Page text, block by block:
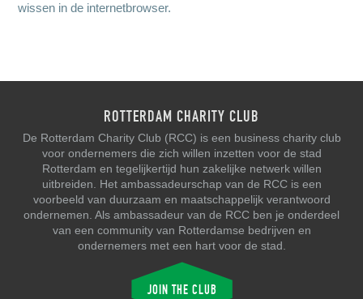
wissen in de internetbrowser.
ROTTERDAM CHARITY CLUB
De Rotterdam Charity Club (RCC) is een business charity club
voor ondernemers die zich willen inzetten voor de stad
Rotterdam en tegelijkertijd hun zakelijke netwerk willen
uitbreiden. Het ambassadeurschap van de RCC is een
voorbeeld van duurzaam en maatschappelijk verantwoord
ondernemen. Als ambassadeur van de RCC ben je onderdeel
van een community van Rotterdamse bedrijven en
ondernemers met een hart voor de stad.
JOIN THE CLUB